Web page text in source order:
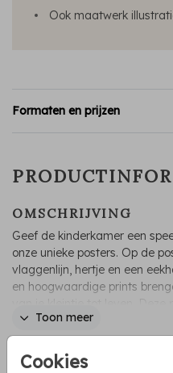
Cookies
Ook maatwerk
Formaten en prijzen
OMSCHRIJVING
Geef de kinderkamer een
onze unieke posters. Op de
vlaggenlijn, hertje en een
en hoogwaardige prints
eenvoudig op te hangen en
combineren met het
Toon meer
Irene Jelier